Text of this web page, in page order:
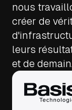
nous
créer de
leurs
et de demain.